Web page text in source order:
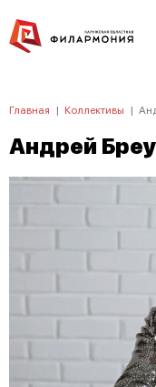
Главная | Коллективы |
Андрей